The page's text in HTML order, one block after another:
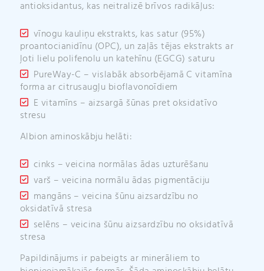
antioksidantus, kas neitralizē brīvos radikāļus:
vīnogu kauliņu ekstrakts, kas satur (95%)
proantocianidīnu (OPC), un zaļās tējas ekstrakts ar
ļoti lielu polifenolu un katehīnu (EGCG) saturu
PureWay-C – vislabāk absorbējamā C vitamīna
forma ar citrusaugļu bioflavonoīdiem
E vitamīns – aizsargā šūnas pret oksidatīvo
stresu
Albion aminoskābju helāti:
cinks – veicina normālas ādas uzturēšanu
varš – veicina normālu ādas pigmentāciju
mangāns – veicina šūnu aizsardzību no
oksidatīvā stresa
selēns – veicina šūnu aizsardzību no oksidatīvā
stresa
Papildinājums ir pabeigts ar minerāliem to